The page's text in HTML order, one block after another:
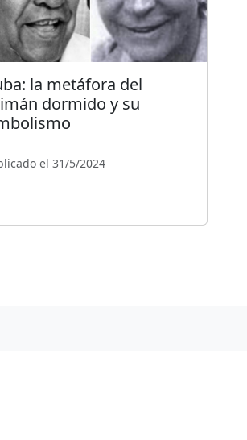
la metáfora del
dormido y su
el 31/5/2024